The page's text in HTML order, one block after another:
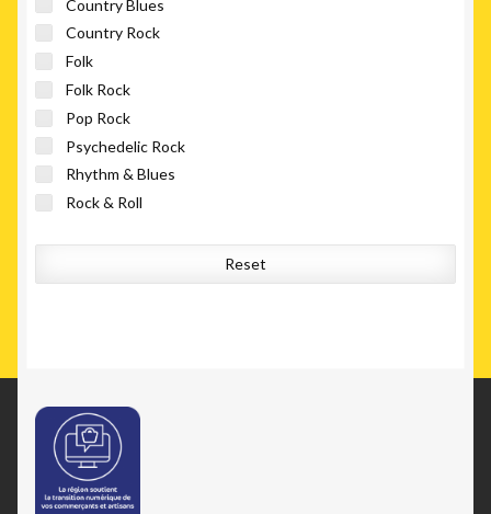
Country Blues
Country Rock
Folk
Folk Rock
Pop Rock
Psychedelic Rock
Rhythm & Blues
Rock & Roll
Vocal
Reset